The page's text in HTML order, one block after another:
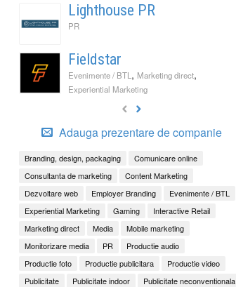
Lighthouse PR
PR
Fieldstar
Evenimente / BTL , Marketing direct,
Experiential Marketing
Adauga prezentare de companie
Branding, design, packaging
Comunicare online
Consultanta de marketing
Content Marketing
Dezvoltare web
Employer Branding
Evenimente / BTL
Experiential Marketing
Gaming
Interactive Retail
Marketing direct
Media
Mobile marketing
Monitorizare media
PR
Productie audio
Productie foto
Productie publicitara
Productie video
Publicitate
Publicitate indoor
Publicitate neconventionala